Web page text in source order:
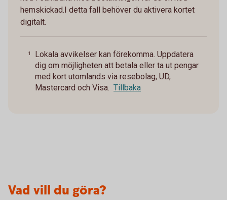
hemskickad.I detta fall behöver du aktivera kortet
digitalt.
1
Lokala avvikelser kan förekomma. Uppdatera
dig om möjligheten att betala eller ta ut pengar
med kort utomlands via resebolag, UD,
Mastercard och Visa. Tillbaka
Vad vill du göra?